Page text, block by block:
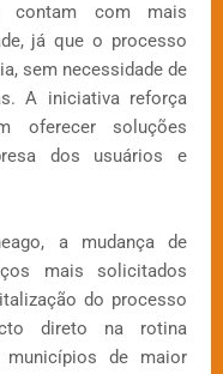
contam com mais
já que o processo
sem necessidade de
A iniciativa reforça
oferecer soluções
dos usuários e
a mudança de
mais solicitados
do processo
direto na rotina
municípios de maior